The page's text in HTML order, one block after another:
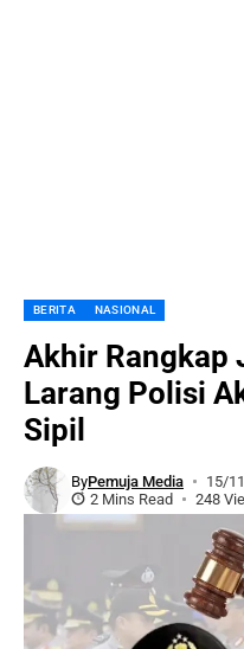
BERITA NASIONAL
Akhir Rangkap
Larang Polisi
Sipil
ByPemuja Media
15/
2 Mins Read
248